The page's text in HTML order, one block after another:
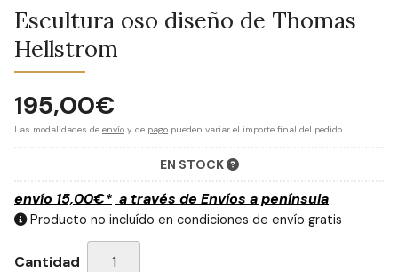
Escultura oso diseño de Thomas
Hellstrom
195,00€
Las modalidades de envío y de pago pueden variar el importe final del pedido.
EN STOCK
envío 15,00€* a través de Envíos a península
Producto no incluído en condiciones de envío gratis
Cantidad